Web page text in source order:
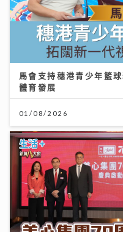
馬會支持穗港青少年籃
體育發展
01/08/2026